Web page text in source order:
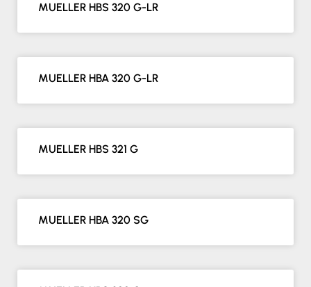
MUELLER HBS 320 G-LR
MUELLER HBA 320 G-LR
MUELLER HBS 321 G
MUELLER HBA 320 SG